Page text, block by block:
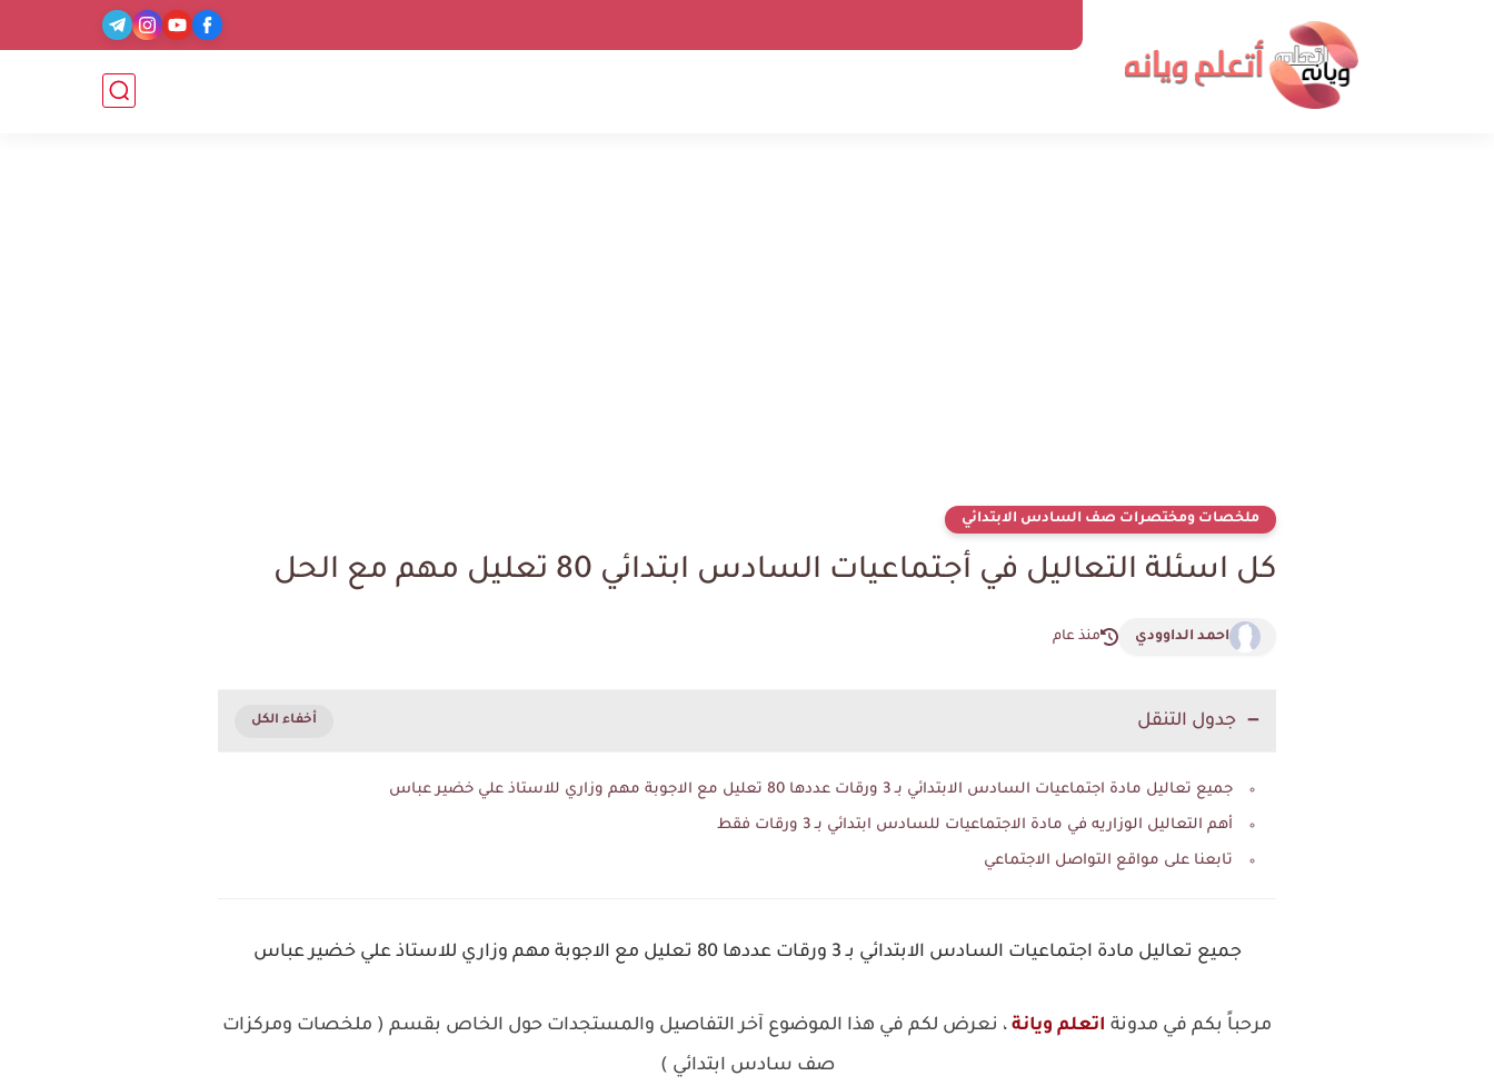
ملخصات ومختصرات صف السادس الابتدائي
كل اسئلة التعاليل في أجتماعيات السادس ابتدائي 80 تعليل مهم مع الحل
احمد الداوودي منذ عام
جدول التنقل
جميع تعاليل مادة اجتماعيات السادس الابتدائي بـ 3 ورقات عددها 80 تعليل مع الاجوبة مهم وزاري للاستاذ علي خضير عباس
أهم التعاليل الوزاريه في مادة الاجتماعيات للسادس ابتدائي بـ 3 ورقات فقط
تابعنا على مواقع التواصل الاجتماعي
جميع تعاليل مادة اجتماعيات السادس الابتدائي بـ 3 ورقات عددها 80 تعليل مع الاجوبة مهم وزاري للاستاذ علي خضير عباس
مرحباً بكم في مدونة اتعلم ويانة ، نعرض لكم في هذا الموضوع آخر التفاصيل والمستجدات حول الخاص بقسم ( ملخصات ومركزات
صف سادس ابتدائي )